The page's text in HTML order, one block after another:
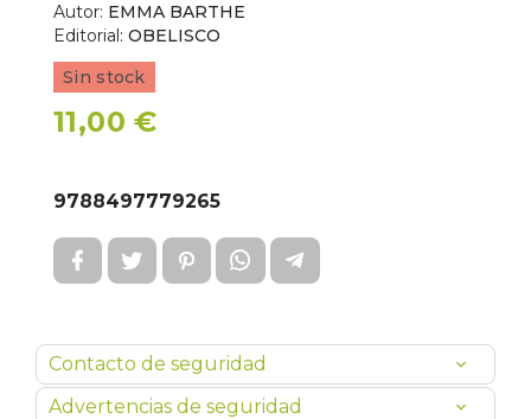
Autor: EMMA BARTHE
Editorial: OBELISCO
Sin stock
11,00 €
9788497779265
Contacto de seguridad
Advertencias de seguridad